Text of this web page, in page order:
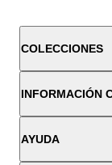
COLECCIONES
INFORMACIÓN
AYUDA